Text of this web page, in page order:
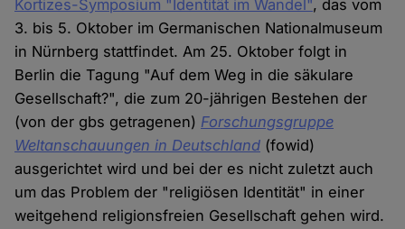
Kortizes-Symposium "Identität im Wandel", das vom
3. bis 5. Oktober im Germanischen Nationalmuseum
in Nürnberg stattfindet. Am 25. Oktober folgt in
Berlin die Tagung "Auf dem Weg in die säkulare
Gesellschaft?", die zum 20-jährigen Bestehen der
(von der gbs getragenen) Forschungsgruppe
Weltanschauungen in Deutschland (fowid)
ausgerichtet wird und bei der es nicht zuletzt auch
um das Problem der "religiösen Identität" in einer
weitgehend religionsfreien Gesellschaft gehen wird.